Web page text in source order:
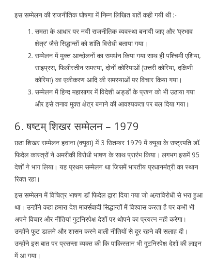
इस सम्मेलन की राजनीतिक घोषणा में निम्न लिखित बातें कही गयी थी :-
समता के आधार पर नयी राजनीतिक व्यवस्था बनायी जाए और ‘प्रभाव
क्षेत्र‘ जैसे सिद्धान्तों को शांति विरोधी बताया गया।
सम्मेलन में मुक्त आन्दोलनों का समर्थन किया गया साथ ही पश्चिमी एशिया,
साइप्रस, फिलीस्तीन समस्या, दोनों कोरियाओं (उत्तरी कोरिया, दक्षिणी
कोरिया) का एकीकरण आदि की समस्याओं पर विचार किया गया।
सम्मेलन में हिन्द महासागर में विदेशी अड्डों के प्रश्न को भी उठाया गया
और इसे तनाव मुक्त क्षेत्र बनाने की आवश्यकता पर बल दिया गया।
6. षष्टम् शिखर सम्मेलन – 1979
छठा शिखर सम्मेलन हवाना (क्यूवा) में 3 सितम्बर 1979 में क्यूबा के राष्ट्रपति डॉ.
फिदेल कास्त्रों ने अमरीकी विरोधी भाषण के साथ प्रारंभ किया। लगभग इसमें 95
देशों ने भाग लिया। यह प्रथम सम्मेलन था जिसमें भारतीय प्रधानमंत्री का स्थान
रिक्त रहा।
इस सम्मेलन में विचित्र भाषण डॉ फिदेल द्वारा दिया गया जो अन्र्तविरोधी से भरा हुआ
था। उन्होंने कहा हमारा देश मार्क्सवादी सिद्धान्तों में विश्वास करता है पर कभी भी
अपने विचार और नीतियां गुटनिरपेक्ष देशों पर थोपने का प्रयत्न नही करेगा।
उन्होंने फूट डालने और शासन करने वाली नीतियों से दूर रहने की सलाह दी।
उन्होंने इस बात पर प्रसन्ता व्यक्त की कि पाकिस्तान भी गुटनिरपेक्ष देशों की लाइन
में आ गया।